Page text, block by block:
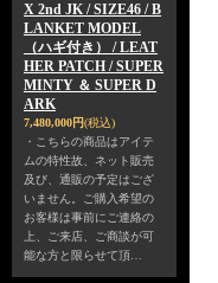
X 2nd JK / SIZE46 / B
LANKET MODEL
（ハギ付き） / LEAT
HER PATCH / SUPER
MINTY ＆ SUPER D
ARK
7,480,000円(税込)
・こちらの商品はアイテ
ムの特性故、ネット販売
及び、通販の予定はござ
いません。ご購入希望の
お客様は事前にご連絡の
上、ご来店、ご商談が可
能な方と限らせて頂…